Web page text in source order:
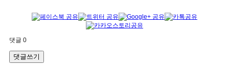
댓글 0
댓글쓰기